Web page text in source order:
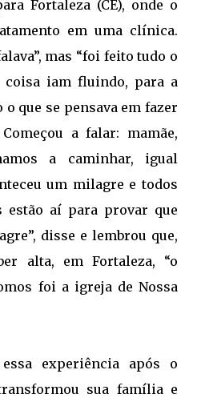
Fortaleza (CE), onde o
em uma clínica.
mas “foi feito tudo o
coisa iam fluindo, para a
o que se pensava em fazer
a falar: mamãe,
a caminhar, igual
um milagre e todos
estão aí para provar que
disse e lembrou que,
alta, em Fortaleza, “o
foi a igrejade Nossa
experiência após o
sua família e